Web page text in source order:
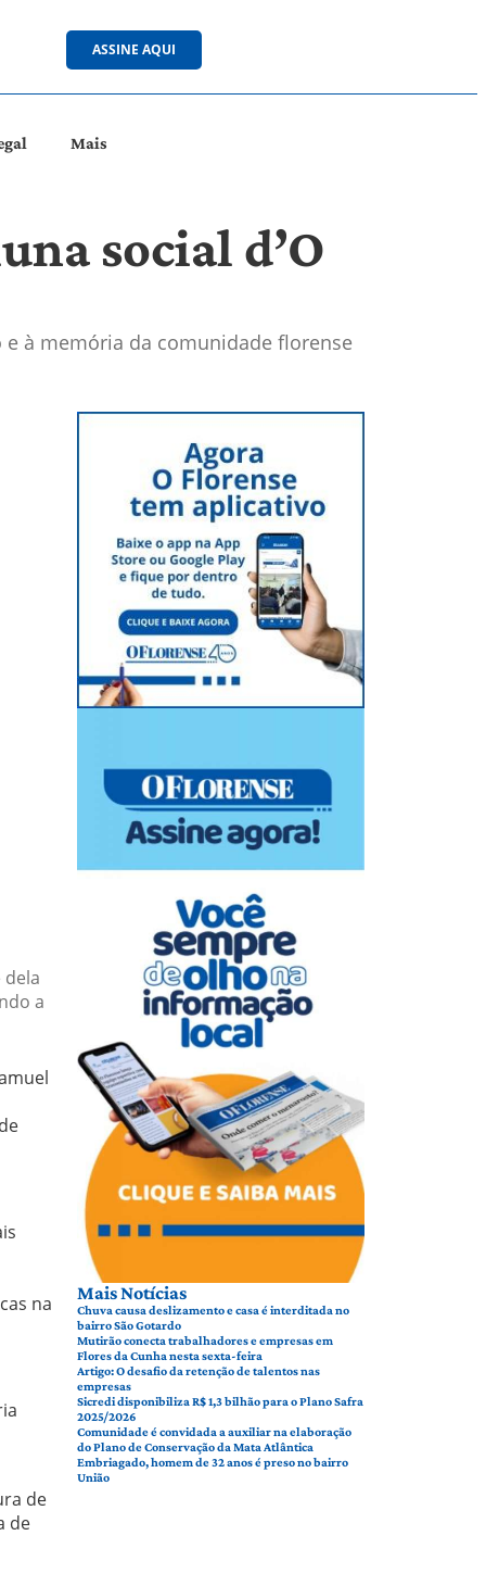
ASSINE AQUI
Mais
social d’O
à memória da comunidade florense
a
na
de
de
Mais Notícias
Chuva causa deslizamento e casa é interditada no
bairro São Gotardo
Mutirão conecta trabalhadores e empresas em
Flores da Cunha nesta sexta-feira
Artigo: O desafio da retenção de talentos nas
empresas
Sicredi disponibiliza R$ 1,3 bilhão para o Plano Safra
2025/2026
Comunidade é convidada a auxiliar na elaboração
do Plano de Conservação da Mata Atlântica
Embriagado, homem de 32 anos é preso no bairro
União